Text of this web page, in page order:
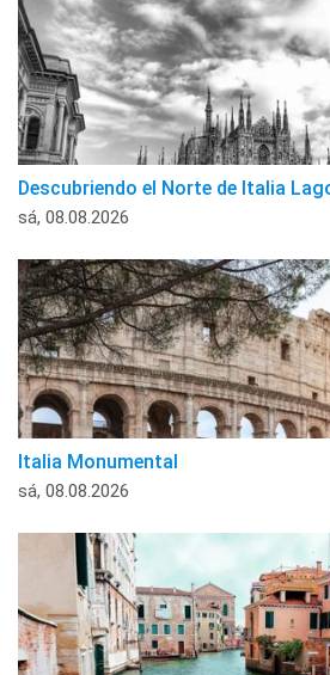
Descubriendo el Norte de Italia
sá, 08.08.2026
Italia Monumental
sá, 08.08.2026